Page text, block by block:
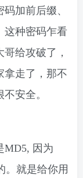
加前后缀、
这种密码乍看
给攻破了，
拿走了，那不
安全。
MD5, 因为
。就是给你用